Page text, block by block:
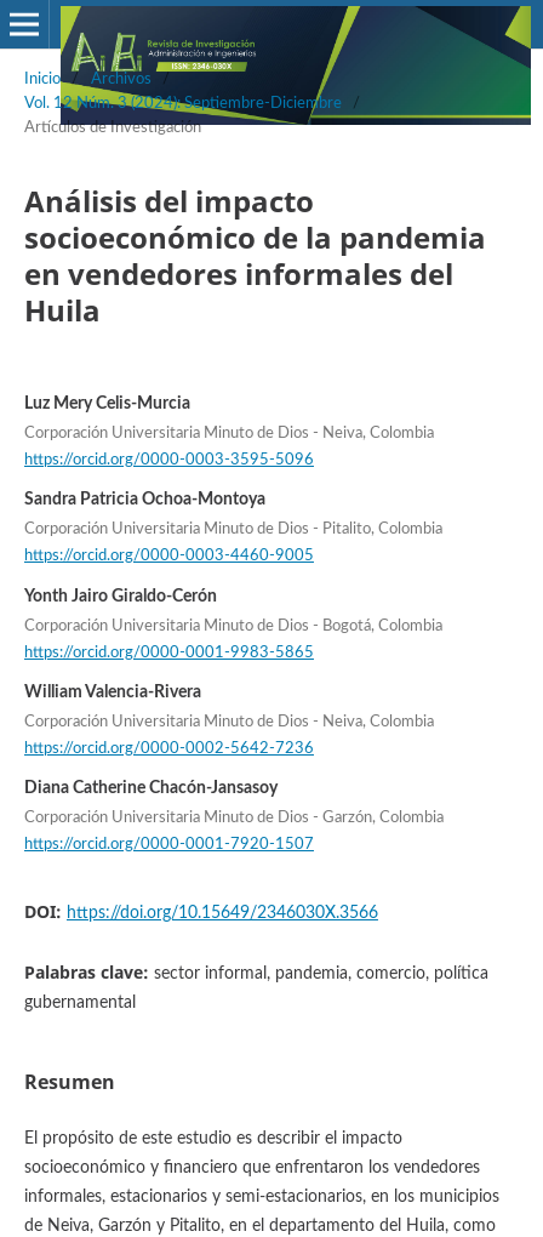
Inicio / Archivos
/
Vol. 12 Núm. 3 (2024): Septiembre-Diciembre
/
Artículos de Investigación
Análisis del impacto
socioeconómico de la pandemia
en vendedores informales del
Huila
Luz Mery Celis-Murcia
Corporación Universitaria Minuto de Dios - Neiva, Colombia
https://orcid.org/0000-0003-3595-5096
Sandra Patricia Ochoa-Montoya
Corporación Universitaria Minuto de Dios - Pitalito, Colombia
https://orcid.org/0000-0003-4460-9005
Yonth Jairo Giraldo-Cerón
Corporación Universitaria Minuto de Dios - Bogotá, Colombia
https://orcid.org/0000-0001-9983-5865
William Valencia-Rivera
Corporación Universitaria Minuto de Dios - Neiva, Colombia
https://orcid.org/0000-0002-5642-7236
Diana Catherine Chacón-Jansasoy
Corporación Universitaria Minuto de Dios - Garzón, Colombia
https://orcid.org/0000-0001-7920-1507
DOI: https://doi.org/10.15649/2346030X.3566
Palabras clave: sector informal, pandemia, comercio, política
gubernamental
Resumen
El propósito de este estudio es describir el impacto
socioeconómico y financiero que enfrentaron los vendedores
informales, estacionarios y semi-estacionarios, en los municipios
de Neiva, Garzón y Pitalito, en el departamento del Huila, como